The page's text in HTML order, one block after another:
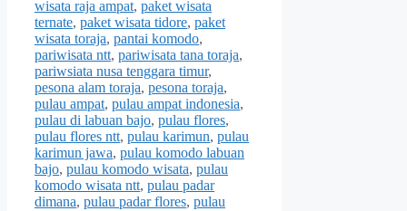
wisata raja ampat, paket wisata
ternate, paket wisata tidore, paket
wisata toraja, pantai komodo,
pariwisata ntt, pariwisata tana toraja,
pariwsiata nusa tenggara timur,
pesona alam toraja, pesona toraja,
pulau ampat, pulau ampat indonesia,
pulau di labuan bajo, pulau flores,
pulau flores ntt, pulau karimun, pulau
karimun jawa, pulau komodo labuan
bajo, pulau komodo wisata, pulau
komodo wisata ntt, pulau padar
dimana, pulau padar flores, pulau